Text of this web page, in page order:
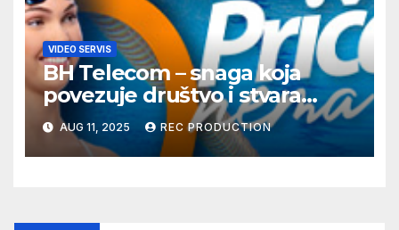
VIDEO SERVIS
BH Telecom – snaga koja
povezuje društvo i stvara
dobre priče
AUG 11, 2025 REC PRODUCTION